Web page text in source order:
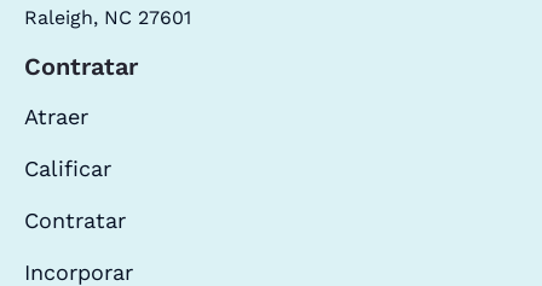
Raleigh, NC 27601
Contratar
Atraer
Calificar
Contratar
Incorporar